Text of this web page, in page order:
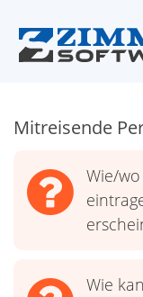
Mitreisende
Wie/
Wie